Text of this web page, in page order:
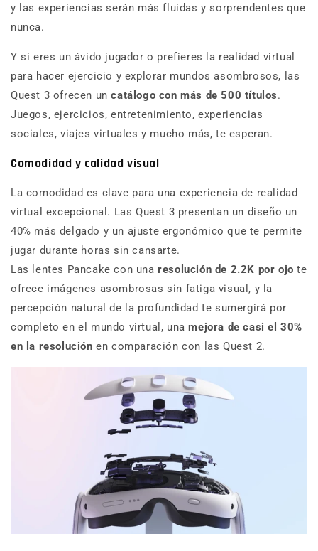
y las experiencias serán más fluidas y sorprendentes que
nunca.
Y si eres un ávido jugador o prefieres la realidad virtual
para hacer ejercicio y explorar mundos asombrosos, las
Quest 3 ofrecen un catálogo con más de 500 títulos.
Juegos, ejercicios, entretenimiento, experiencias
sociales, viajes virtuales y mucho más, te esperan.
Comodidad y calidad visual
La comodidad es clave para una experiencia de realidad
virtual excepcional. Las Quest 3 presentan un diseño un
40% más delgado y un ajuste ergonómico que te permite
jugar durante horas sin cansarte.
Las lentes Pancake con unaresolución de 2.2K por ojo te
ofrece imágenes asombrosas sin fatiga visual, y la
percepción natural de la profundidad te sumergirá por
completo en el mundo virtual, unamejora de casi el 30%
en la resolución en comparación con las Quest 2.